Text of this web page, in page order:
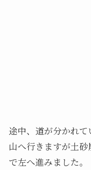
途中、道が分かれ
山へ行きますが土
で左へ進みました。